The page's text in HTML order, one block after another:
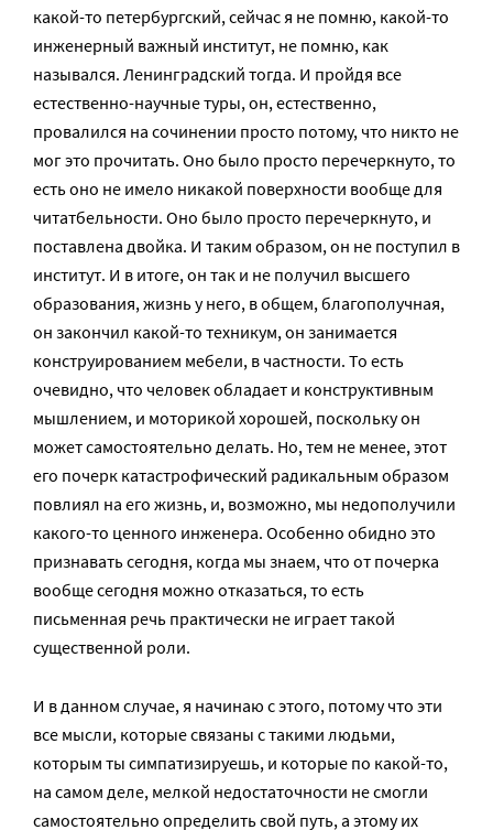
какой-то петербургский, сейчас я не помню, какой-то
инженерный важный институт, не помню, как
назывался. Ленинградский тогда. И пройдя все
естественно-научные туры, он, естественно,
провалился на сочинении просто потому, что никто не
мог это прочитать. Оно было просто перечеркнуто, то
есть оно не имело никакой поверхности вообще для
читатбельности. Оно было просто перечеркнуто, и
поставлена двойка. И таким образом, он не поступил в
институт. И в итоге, он так и не получил высшего
образования, жизнь у него, в общем, благополучная,
он закончил какой-то техникум, он занимается
конструированием мебели, в частности. То есть
очевидно, что человек обладает и конструктивным
мышлением, и моторикой хорошей, поскольку он
может самостоятельно делать. Но, тем не менее, этот
его почерк катастрофический радикальным образом
повлиял на его жизнь, и, возможно, мы недополучили
какого-то ценного инженера. Особенно обидно это
признавать сегодня, когда мы знаем, что от почерка
вообще сегодня можно отказаться, то есть
письменная речь практически не играет такой
существенной роли.
И в данном случае, я начинаю с этого, потому что эти
все мысли, которые связаны с такими людьми,
которым ты симпатизируешь, и которые по какой-то,
на самом деле, мелкой недостаточности не смогли
самостоятельно определить свой путь, а этому их